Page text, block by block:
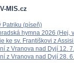
MIS.cz
Patriku (píseň)
hymna 2026 (Hej,
ke sv. Františkovi z
z Vranova nad Dyjí 12.
z Vranova nad Dyjí 28.